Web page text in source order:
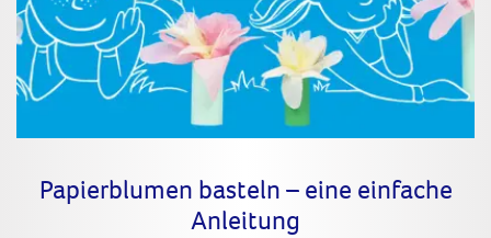
Papierblumen basteln – eine einfache
Anleitung